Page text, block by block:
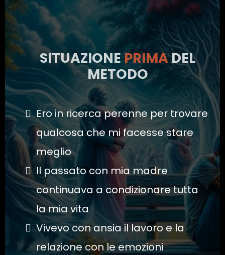
SITUAZIONEPRIMADEL
METODO
Ero in ricerca perenne per trovare
qualcosa che mi facesse stare
meglio
Il passato con mia madre
continuava a condizionare tutta
la mia vita
Vivevo con ansia il lavoro e la
relazione con le emozioni